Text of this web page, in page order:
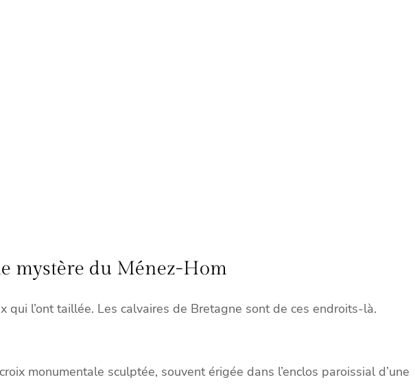
mystère du Ménez-Hom
l’ont taillée. Les calvaires de Bretagne sont de ces endroits-là.
monumentale sculptée, souvent érigée dans l’enclos paroissial d’une